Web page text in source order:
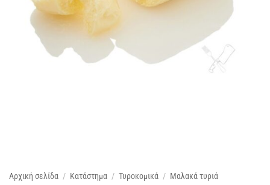
Αρχική σελίδα / Κατάστημα / Τυροκομικά / Μαλακά τυριά